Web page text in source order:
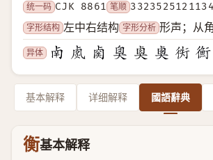
统一码 CJK 8861 笔顺
字形结构 左中右结构 字形分析 形声；从
异体
基本解释 详细解释 國語辭典
衡基本解释